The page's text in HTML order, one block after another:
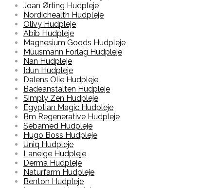
Joan Ørting Hudpleje
Nordichealth Hudpleje
Olivy Hudpleje
Abib Hudpleje
Magnesium Goods Hudpleje
Muusmann Forlag Hudpleje
Nan Hudpleje
Idun Hudpleje
Dalens Olie Hudpleje
Badeanstalten Hudpleje
Simply Zen Hudpleje
Egyptian Magic Hudpleje
Bm Regenerative Hudpleje
Sebamed Hudpleje
Hugo Boss Hudpleje
Uniq Hudpleje
Laneige Hudpleje
Derma Hudpleje
Naturfarm Hudpleje
Benton Hudpleje